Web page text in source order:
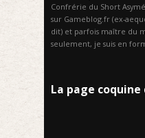
Confrérie du Short
sur Gameblog.fr (ex-
dit) et parfois maître du
seulement, je suis en
La page coquine